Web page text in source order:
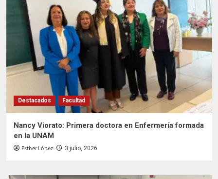
Destacados Facultad
Nancy Viorato: Primera doctora en Enfermería formada
en la UNAM
Esther López 3 julio, 2026